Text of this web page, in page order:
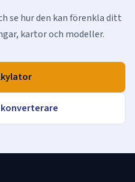
se hur den kan förenkla ditt
kartor och modeller.